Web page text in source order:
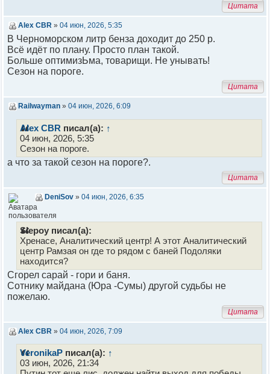
Цитата
Alex CBR » 04 июн, 2026, 5:35
В Черноморском литр бенза доходит до 250 р.
Всё идёт по плану. Просто план такой.
Больше оптимизЬма, товарищи. Не унывать!
Сезон на пороге.
Цитата
Railwayman » 04 июн, 2026, 6:09
Alex CBR писал(а): ↑
04 июн, 2026, 5:35
Сезон на пороге.
а что за такой сезон на пороге?.
Цитата
DeniSov » 04 июн, 2026, 6:35
Slepoy писал(а):
Хренасе, Аналитический центр! А этот Аналитический
центр Рамзая он где то рядом с баней Подоляки
находится?
Сгорел сарай - гори и баня.
Сотнику майдана (Юра -Сумы) другой судьбы не
пожелаю.
Цитата
Alex CBR » 04 июн, 2026, 7:09
VeronikaР писал(а): ↑
03 июн, 2026, 21:34